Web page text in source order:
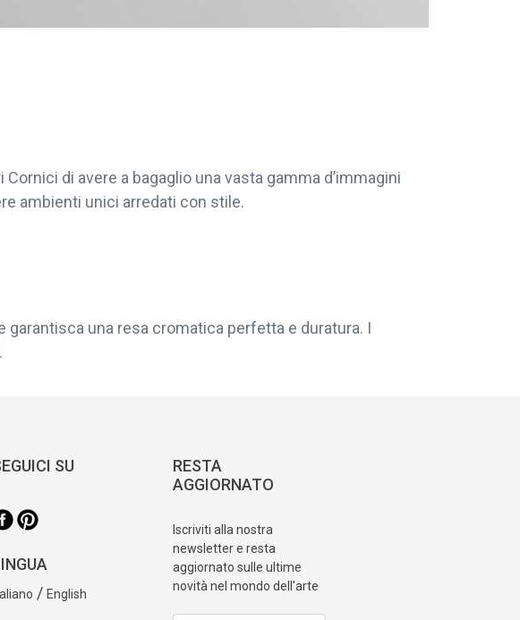
di avere a bagaglio una vasta gamma d’immagini
ambienti unici arredati con stile.
una resa cromatica perfetta e duratura. I
SU
/English
RESTA
AGGIORNATO
Iscriviti alla nostra
newsletter e resta
aggiornato sulle ultime
novità nel mondo dell'arte